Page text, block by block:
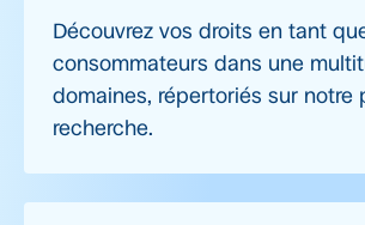
Découvrez vos droits en tant
consommateurs dans une
domaines, répertoriés sur notre
recherche.